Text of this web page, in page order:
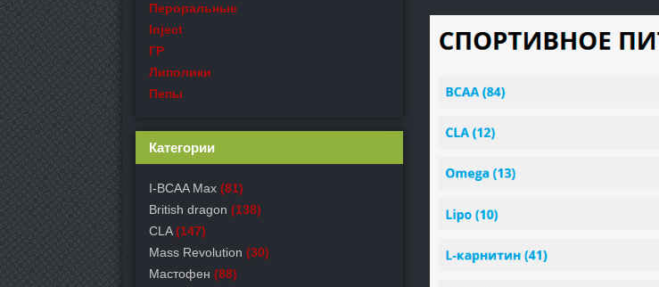
Пероральные
Inject
ГР
Липолики
Пепы
Категории
I-BCAA Max (81)
British dragon (138)
CLA (147)
Mass Revolution (30)
Мастофен (88)